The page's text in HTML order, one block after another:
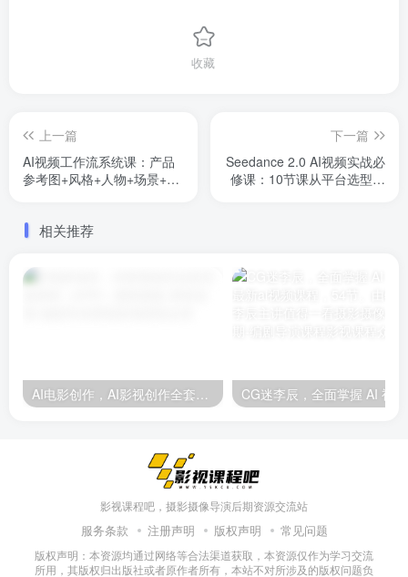
收藏
上一篇
AI视频工作流系统课：产品
参考图+风格+人物+场景+分
下一篇
Seedance 2.0 AI视频实战必
修课：10节课从平台选型到
相关推荐
影视课程吧，摄影摄像导演后期资源交流站
服务条款 注册声明 版权声明 常见问题
版权声明：本资源均通过网络等合法渠道获取，本资源仅作为学习交流
所用，其版权归出版社或者原作者所有，本站不对所涉及的版权问题负